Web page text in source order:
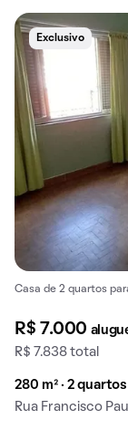
Exclusivo
Casa de 2 quartos
R$ 7.000
R$ 7.838 total
280 m² · 2 quartos
Rua Francisco